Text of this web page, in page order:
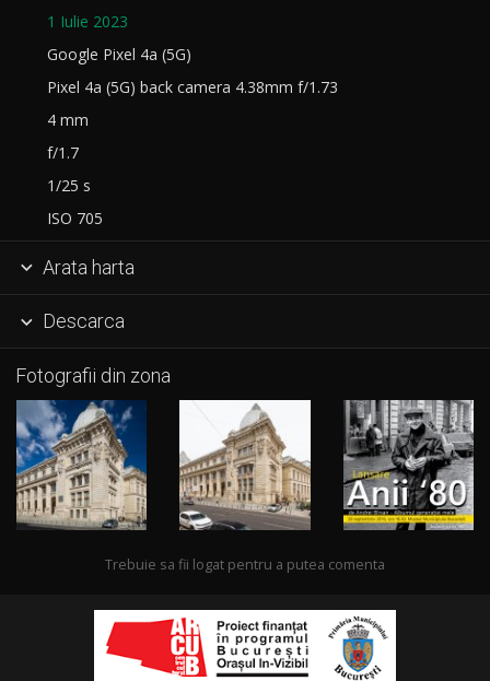
1 Iulie 2023
Google Pixel 4a (5G)
Pixel 4a (5G) back camera 4.38mm f/1.73
4 mm
f/1.7
1/25 s
ISO 705
 Arata harta
 Descarca
Fotografii din zona
Trebuie sa fii logat pentru a putea comenta